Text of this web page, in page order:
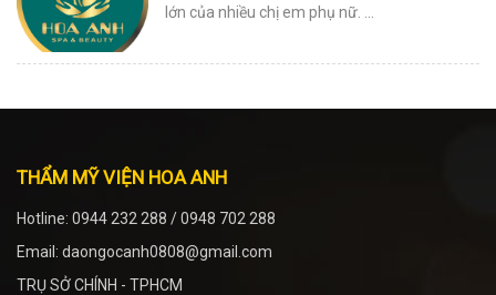
lớn của nhiều chị em phụ nữ. ...
THẨM MỸ VIỆN HOA ANH
Hotline: 0944 232 288 / 0948 702 288
Email: daongocanh0808@gmail.com
TRỤ SỞ CHÍNH - TPHCM